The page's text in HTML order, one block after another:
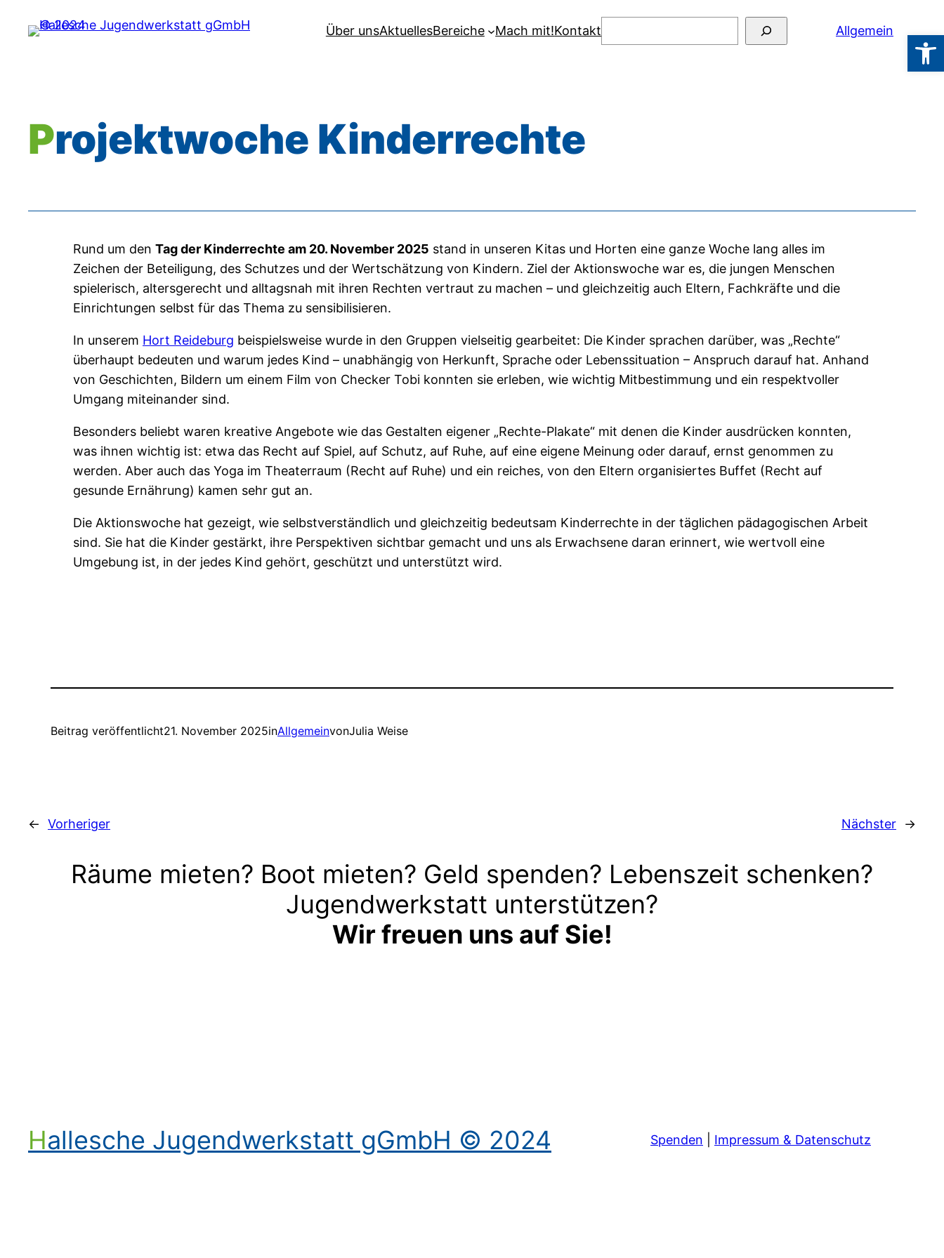
Zum
Über unsAktuellesBereiche Mach mit!Kontakt Allgemein
Projektwoche Kinderrechte
Rund um den Tag der Kinderrechte am 20. November 2025 stand in unseren Kitas und Horten eine ganze Woche lang alles im
Zeichen der Beteiligung, des Schutzes und der Wertschätzung von Kindern. Ziel der Aktionswoche war es, die jungen Menschen
spielerisch, altersgerecht und alltagsnah mit ihren Rechten vertraut zu machen – und gleichzeitig auch Eltern, Fachkräfte und die
Einrichtungen selbst für das Thema zu sensibilisieren.
In unserem Hort Reideburg beispielsweise wurde in den Gruppen vielseitig gearbeitet: Die Kinder sprachen darüber, was „Rechte“
überhaupt bedeuten und warum jedes Kind – unabhängig von Herkunft, Sprache oder Lebenssituation – Anspruch darauf hat. Anhand
von Geschichten, Bildern um einem Film von Checker Tobi konnten sie erleben, wie wichtig Mitbestimmung und ein respektvoller
Umgang miteinander sind.
Besonders beliebt waren kreative Angebote wie das Gestalten eigener „Rechte-Plakate“ mit denen die Kinder ausdrücken konnten,
was ihnen wichtig ist: etwa das Recht auf Spiel, auf Schutz, auf Ruhe, auf eine eigene Meinung oder darauf, ernst genommen zu
werden. Aber auch das Yoga im Theaterraum (Recht auf Ruhe) und ein reiches, von den Eltern organisiertes Buffet (Recht auf
gesunde Ernährung) kamen sehr gut an.
Die Aktionswoche hat gezeigt, wie selbstverständlich und gleichzeitig bedeutsam Kinderrechte in der täglichen pädagogischen Arbeit
sind. Sie hat die Kinder gestärkt, ihre Perspektiven sichtbar gemacht und uns als Erwachsene daran erinnert, wie wertvoll eine
Umgebung ist, in der jedes Kind gehört, geschützt und unterstützt wird.
Beitrag veröffentlicht21. November 2025inAllgemeinvonJulia Weise
← Vorheriger Nächster →
Räume mieten? Boot mieten? Geld spenden? Lebenszeit schenken?
Jugendwerkstatt unterstützen?
Wir freuen uns auf Sie!
Hallesche Jugendwerkstatt gGmbH © 2024 Spenden Impressum & Datenschutz